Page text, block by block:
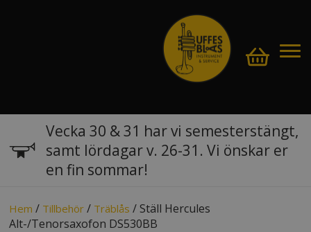
Vecka 30 & 31 har vi semesterstängt,
samt lördagar v. 26-31. Vi önskar er
en fin sommar!
Hem / Tillbehör / Träblås / Ställ Hercules
Alt-/Tenorsaxofon DS530BB